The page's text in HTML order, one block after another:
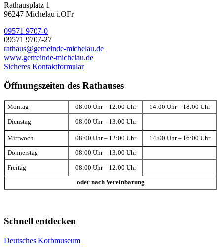
Rathausplatz 1
96247 Michelau i.OFr.
09571 9707-0
09571 9707-27
rathaus@gemeinde-michelau.de
www.gemeinde-michelau.de
Sicheres Kontaktformular
Öffnungszeiten des Rathauses
Montag 08:00 Uhr – 12:00 Uhr 14:00 Uhr – 18:00 Uhr
Dienstag 08:00 Uhr – 13:00 Uhr
Mittwoch 08:00 Uhr – 12:00 Uhr 14:00 Uhr – 16:00 Uhr
Donnerstag 08:00 Uhr – 13:00 Uhr
Freitag 08:00 Uhr – 12:00 Uhr
oder nach Vereinbarung
Schnell entdecken
Deutsches Korbmuseum